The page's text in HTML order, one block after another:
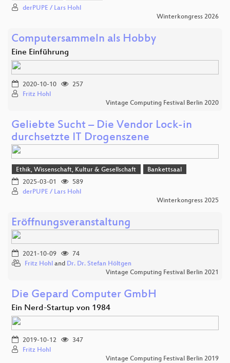
derPUPE / Lars Hohl
Winterkongress 2026
Computersammeln als Hobby
Eine Einführung
2020-10-10
257
Fritz Hohl
Vintage Computing Festival Berlin 2020
Geliebte Sucht – Die Vendor Lock-in
durchsetzte IT Drogenszene
Ethik, Wissenschaft, Kultur & Gesellschaft
Bankettsaal
2025-03-01
589
derPUPE / Lars Hohl
Winterkongress 2025
Eröffnungsveranstaltung
2021-10-09
74
Fritz Hohl and Dr. Dr. Stefan Höltgen
Vintage Computing Festival Berlin 2021
Die Gepard Computer GmbH
Ein Nerd-Startup von 1984
2019-10-12
347
Fritz Hohl
Vintage Computing Festival Berlin 2019